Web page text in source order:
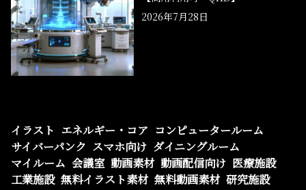
2026年7月28日
イラスト エネルギー・コア コンピュータールーム
サイバーパンク スマホ向け ダイニングルーム
マイルーム 会議室 動画素材 動画配信向け 医療施設
工業施設 無料イラスト素材 無料動画素材 研究施設